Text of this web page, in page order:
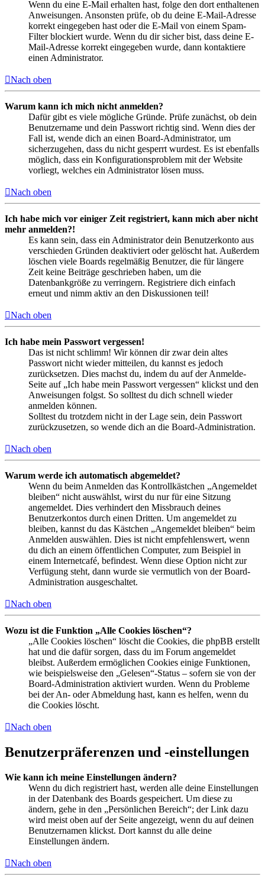
Wenn du eine E-Mail erhalten hast, folge den dort enthaltenen
Anweisungen. Ansonsten prüfe, ob du deine E-Mail-Adresse
korrekt eingegeben hast oder die E-Mail von einem Spam-
Filter blockiert wurde. Wenn du dir sicher bist, dass deine E-
Mail-Adresse korrekt eingegeben wurde, dann kontaktiere
einen Administrator.
Nach oben
Warum kann ich mich nicht anmelden?
Dafür gibt es viele mögliche Gründe. Prüfe zunächst, ob dein
Benutzername und dein Passwort richtig sind. Wenn dies der
Fall ist, wende dich an einen Board-Administrator, um
sicherzugehen, dass du nicht gesperrt wurdest. Es ist ebenfalls
möglich, dass ein Konfigurationsproblem mit der Website
vorliegt, welches ein Administrator lösen muss.
Nach oben
Ich habe mich vor einiger Zeit registriert, kann mich aber nicht
mehr anmelden?!
Es kann sein, dass ein Administrator dein Benutzerkonto aus
verschieden Gründen deaktiviert oder gelöscht hat. Außerdem
löschen viele Boards regelmäßig Benutzer, die für längere
Zeit keine Beiträge geschrieben haben, um die
Datenbankgröße zu verringern. Registriere dich einfach
erneut und nimm aktiv an den Diskussionen teil!
Nach oben
Ich habe mein Passwort vergessen!
Das ist nicht schlimm! Wir können dir zwar dein altes
Passwort nicht wieder mitteilen, du kannst es jedoch
zurücksetzen. Dies machst du, indem du auf der Anmelde-
Seite auf „Ich habe mein Passwort vergessen“ klickst und den
Anweisungen folgst. So solltest du dich schnell wieder
anmelden können.
Solltest du trotzdem nicht in der Lage sein, dein Passwort
zurückzusetzen, so wende dich an die Board-Administration.
Nach oben
Warum werde ich automatisch abgemeldet?
Wenn du beim Anmelden das Kontrollkästchen „Angemeldet
bleiben“ nicht auswählst, wirst du nur für eine Sitzung
angemeldet. Dies verhindert den Missbrauch deines
Benutzerkontos durch einen Dritten. Um angemeldet zu
bleiben, kannst du das Kästchen „Angemeldet bleiben“ beim
Anmelden auswählen. Dies ist nicht empfehlenswert, wenn
du dich an einem öffentlichen Computer, zum Beispiel in
einem Internetcafé, befindest. Wenn diese Option nicht zur
Verfügung steht, dann wurde sie vermutlich von der Board-
Administration ausgeschaltet.
Nach oben
Wozu ist die Funktion „Alle Cookies löschen“?
„Alle Cookies löschen“ löscht die Cookies, die phpBB erstellt
hat und die dafür sorgen, dass du im Forum angemeldet
bleibst. Außerdem ermöglichen Cookies einige Funktionen,
wie beispielsweise den „Gelesen“-Status – sofern sie von der
Board-Administration aktiviert wurden. Wenn du Probleme
bei der An- oder Abmeldung hast, kann es helfen, wenn du
die Cookies löscht.
Nach oben
Benutzerpräferenzen und -einstellungen
Wie kann ich meine Einstellungen ändern?
Wenn du dich registriert hast, werden alle deine Einstellungen
in der Datenbank des Boards gespeichert. Um diese zu
ändern, gehe in den „Persönlichen Bereich“; der Link dazu
wird meist oben auf der Seite angezeigt, wenn du auf deinen
Benutzernamen klickst. Dort kannst du alle deine
Einstellungen ändern.
Nach oben